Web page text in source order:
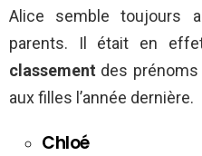
Alice semble toujours
parents. Il était en
classement des
aux filles l’année dernière.
Chloé